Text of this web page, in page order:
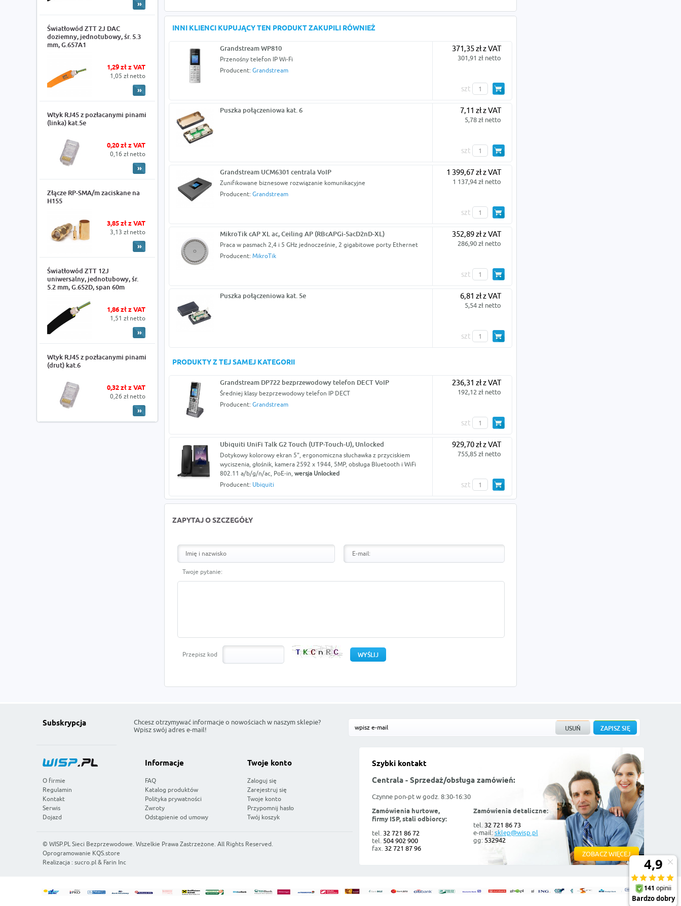
Światłowód ZTT 2J DAC
doziemny, jednotubowy, śr. 5.3
mm, G.657A1
1,29 zł z VAT
1,05 zł netto
Wtyk RJ45 z pozłacanymi pinami
(linka) kat.5e
0,20 zł z VAT
0,16 zł netto
Złącze RP-SMA/m zaciskane na
H155
3,85 zł z VAT
3,13 zł netto
Światłowód ZTT 12J
uniwersalny, jednotubowy, śr.
5.2 mm, G.652D, span 60m
1,86 zł z VAT
1,51 zł netto
Wtyk RJ45 z pozłacanymi pinami
(drut) kat.6
0,32 zł z VAT
0,26 zł netto
INNI KLIENCI KUPUJĄCY TEN PRODUKT ZAKUPILI RÓWNIEŻ
Grandstream WP810
Przenośny telefon IP Wi-Fi
Producent: Grandstream
371,35 zł z VAT
301,91 zł netto
szt
Puszka połączeniowa kat. 6 7,11 zł z VAT
5,78 zł netto
szt
Grandstream UCM6301 centrala VoIP
Zunifikowane biznesowe rozwiązanie komunikacyjne
Producent: Grandstream
1 399,67 zł z VAT
1 137,94 zł netto
szt
MikroTik cAP XL ac, Ceiling AP (RBcAPGi-5acD2nD-XL)
Praca w pasmach 2,4 i 5 GHz jednocześnie, 2 gigabitowe porty Ethernet
Producent: MikroTik
352,89 zł z VAT
286,90 zł netto
szt
Puszka połączeniowa kat. 5e 6,81 zł z VAT
5,54 zł netto
szt
PRODUKTY Z TEJ SAMEJ KATEGORII
Grandstream DP722 bezprzewodowy telefon DECT VoIP
Średniej klasy bezprzewodowy telefon IP DECT
Producent: Grandstream
236,31 zł z VAT
192,12 zł netto
szt
Ubiquiti UniFi Talk G2 Touch (UTP-Touch-U), Unlocked
Dotykowy kolorowy ekran 5", ergonomiczna słuchawka z przyciskiem
wyciszenia, głośnik, kamera 2592 x 1944, 5MP, obsługa Bluetooth i WiFi
802.11 a/b/g/n/ac, PoE-in, wersja Unlocked
Producent: Ubiquiti
929,70 zł z VAT
755,85 zł netto
szt
ZAPYTAJ O SZCZEGÓŁY
Twoje pytanie:
Przepisz kod
Subskrypcja
Chcesz otrzymywać informacje o nowościach w naszym sklepie?
Wpisz swój adres e-mail!
Szybki kontakt
Centrala - Sprzedaż/obsługa zamówień:
Czynne pon-pt w godz. 8:30-16:30
Zamówienia hurtowe,
firmy ISP, stali odbiorcy:
tel. 32 721 86 72
tel. 504 902 900
fax. 32 721 87 96
Zamówienia detaliczne:
tel. 32 721 86 73
e-mail:sklep@wisp.pl
gg: 532942
ZOBACZ WIĘCEJ
O firmie
Regulamin
Kontakt
Serwis
Dojazd
Informacje
FAQ
Katalog produktów
Polityka prywatności
Zwroty
Odstąpienie od umowy
Twoje konto
Zaloguj się
Zarejestruj się
Twoje konto
Przypomnij hasło
Twój koszyk
©WISP.PL Sieci Bezprzewodowe. Wszelkie Prawa Zastrzeżone. All Rights Reserved.
Oprogramowanie KQS.store
Realizacja :sucro.pl & Farin Inc